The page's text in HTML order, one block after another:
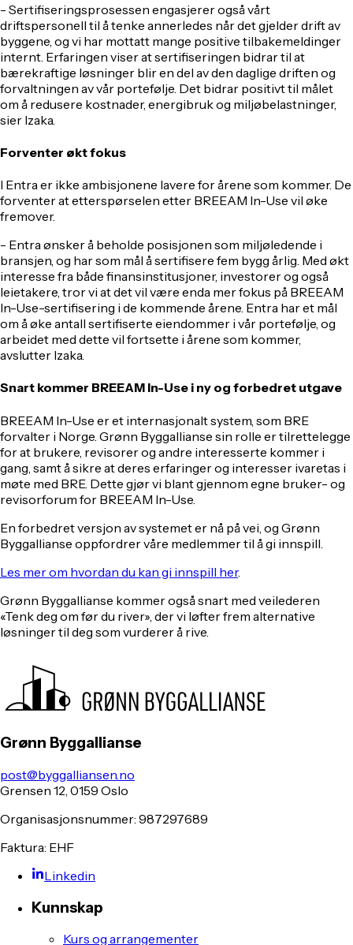
- Sertifiseringsprosessen engasjerer også vårt
driftspersonell til å tenke annerledes når det gjelder drift av
byggene, og vi har mottatt mange positive tilbakemeldinger
internt. Erfaringen viser at sertifiseringen bidrar til at
bærekraftige løsninger blir en del av den daglige driften og
forvaltningen av vår portefølje. Det bidrar positivt til målet
om å redusere kostnader, energibruk og miljøbelastninger,
sier Izaka.
Forventer økt fokus
I Entra er ikke ambisjonene lavere for årene som kommer. De
forventer at etterspørselen etter BREEAM In-Use vil øke
fremover.
- Entra ønsker å beholde posisjonen som miljøledende i
bransjen, og har som mål å sertifisere fem bygg årlig. Med økt
interesse fra både finansinstitusjoner, investorer og også
leietakere, tror vi at det vil være enda mer fokus på BREEAM
In-Use-sertifisering i de kommende årene. Entra har et mål
om å øke antall sertifiserte eiendommer i vår portefølje, og
arbeidet med dette vil fortsette i årene som kommer,
avslutter Izaka.
Snart kommer BREEAM In-Use i ny og forbedret utgave
BREEAM In-Use er et internasjonalt system, som BRE
forvalter i Norge. Grønn Byggallianse sin rolle er tilrettelegge
for at brukere, revisorer og andre interesserte kommer i
gang, samt å sikre at deres erfaringer og interesser ivaretas i
møte med BRE. Dette gjør vi blant gjennom egne bruker- og
revisorforum for BREEAM In-Use.
En forbedret versjon av systemet er nå på vei, og Grønn
Byggallianse oppfordrer våre medlemmer til å gi innspill.
Les mer om hvordan du kan gi innspill her.
Grønn Byggallianse kommer også snart med veilederen
«Tenk deg om før du river», der vi løfter frem alternative
løsninger til deg som vurderer å rive.
Grønn Byggallianse
post@byggalliansen.no
Grensen 12, 0159 Oslo
Organisasjonsnummer: 987297689
Faktura: EHF
Linkedin
Kunnskap
Kurs og arrangementer